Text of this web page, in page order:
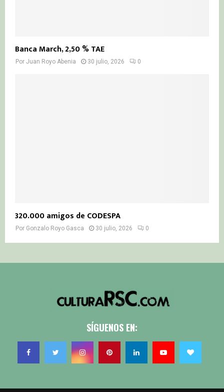
Banca March, 2,50 % TAE
Por Juan Royo Abenia 30 julio, 2026 0
320.000 amigos de CODESPA
Por Gonzalo Royo Gasca 30 julio, 2026 0
SÍGUENOS EN: